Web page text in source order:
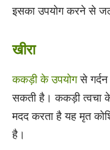
इसका उपयोग करने से
खीरा
ककड़ी के उपयोगसे
सकती है। ककड़ी त्वचा
मदद करता है यह मृत
है।